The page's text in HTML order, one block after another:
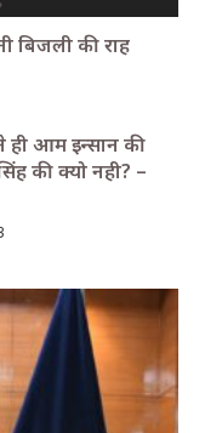
बिजली की राह
ही आम इन्सान की
की क्यो नही? –